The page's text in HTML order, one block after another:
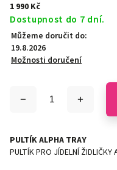
1 990 Kč
Dostupnost do 7 dní.
Můžeme doručit do:
19.8.2026
Možnosti doručení
PULTÍK ALPHA TRAY
PULTÍK PRO JÍDELNÍ ŽIDLIČKY